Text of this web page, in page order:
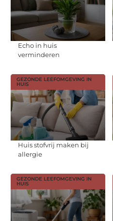
Echo in huis
verminderen
GEZONDE LEEFOMGEVING IN
HUIS
Huis stofvrij maken bij
allergie
GEZONDE LEEFOMGEVING IN
HUIS